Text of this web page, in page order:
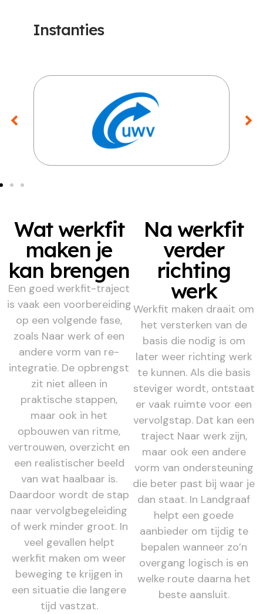
Instanties
Wat werkfit
maken je
kan brengen
Een goed werkfit-traject
is vaak een voorbereiding
op een volgende fase,
zoals Naar werk of een
andere vorm van re-
integratie. De opbrengst
zit niet alleen in
praktische stappen,
maar ook in het
opbouwen van ritme,
vertrouwen, overzicht en
een realistischer beeld
van wat haalbaar is.
Daardoor wordt de stap
naar vervolgbegeleiding
of werk minder groot. In
veel gevallen helpt
werkfit maken om weer
beweging te krijgen in
een situatie die langere
tijd vastzat.
Na werkfit
verder
richting
werk
Werkfit maken draait om
het versterken van de
basis die nodig is om
later weer richting werk
te kunnen. Als die basis
steviger wordt, ontstaat
er vaak ruimte voor een
vervolgstap. Dat kan een
traject Naar werk zijn,
maar ook een andere
vorm van ondersteuning
die beter past bij waar je
dan staat. In Landgraaf
helpt een goede
aanbieder om tijdig te
bepalen wanneer zo’n
overgang logisch is en
welke route daarna het
beste aansluit.